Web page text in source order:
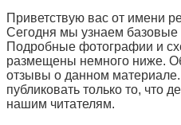
Приветствую вас от имени
Сегодня мы узнаем базовые
Подробные фотографии и
размещены немного ниже.
отзывы о данном
публиковать только то, что
нашим читателям.